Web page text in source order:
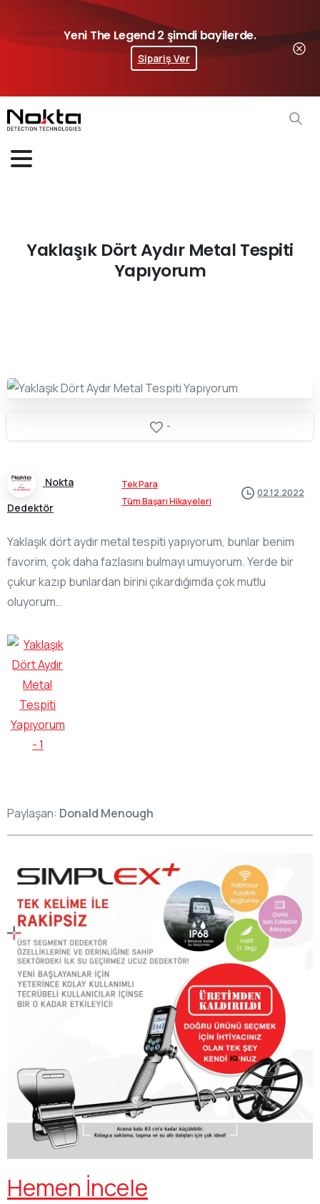
Yeni The Legend 2 şimdi bayilerde.
Sipariş Ver
Yaklaşık Dört Aydır Metal Tespiti
Yapıyorum
-
Nokta
Dedektör
Tek Para
Tüm Başarı Hikayeleri
02.12.2022
Yaklaşık dört aydır metal tespiti yapıyorum, bunlar benim
favorim, çok daha fazlasını bulmayı umuyorum. Yerde bir
çukur kazıp bunlardan birini çıkardığımda çok mutlu
oluyorum…
Paylaşan: Donald Menough
Hemen İncele